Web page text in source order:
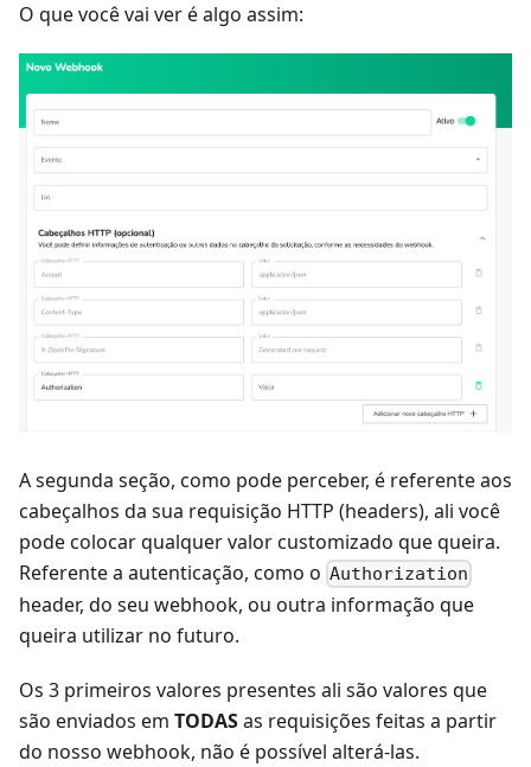
O que você vai ver é algo assim:
A segunda seção, como pode perceber, é referente aos
cabeçalhos da sua requisição HTTP (headers), ali você
pode colocar qualquer valor customizado que queira.
Referente a autenticação, como o Authorization
header, do seu webhook, ou outra informação que
queira utilizar no futuro.
Os 3 primeiros valores presentes ali são valores que
são enviados em TODASas requisições feitas a partir
do nosso webhook, não é possível alterá-las.